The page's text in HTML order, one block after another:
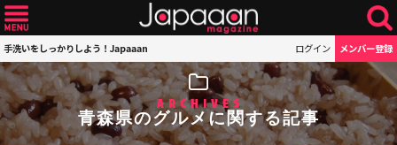
手洗いをしっかりしよう！Japaaan ログイン メンバー登録
ARCHIVES
青森県のグルメに関する記事